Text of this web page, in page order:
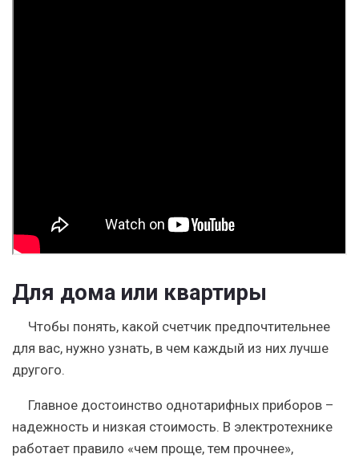
Для дома или квартиры
Чтобы понять, какой счетчик предпочтительнее
для вас, нужно узнать, в чем каждый из них лучше
другого.
Главное достоинство однотарифных приборов –
надежность и низкая стоимость. В электротехнике
работает правило «чем проще, тем прочнее»,